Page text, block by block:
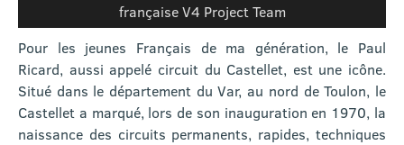
française V4 Project Team
Pour les jeunes Français de ma génération, le Paul
Ricard, aussi appelé circuit du Castellet, est une icône.
Situé dans le département du Var, au nord de Toulon, le
Castellet a marqué, lors de son inauguration en 1970, la
naissance des circuits permanents, rapides, techniques